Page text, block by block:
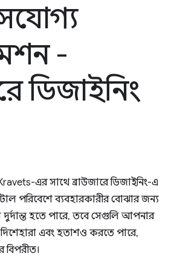
-
ডিজাইনিং
এর সাথে ব্রাউজারে ডিজাইনিং-এ
পরিবেশে ব্যবহারকারীর বোঝার জন্য
দুর্দান্ত হতে পারে, তবে সেগুলি আপনার
এবং হতাশও করতে পারে,
বিপরীত।